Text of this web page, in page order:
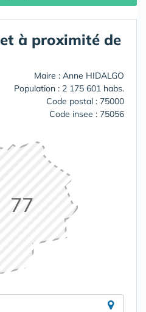
et à proximité de
Maire : Anne HIDALGO
Population : 2 175 601 habs.
Code postal : 75000
Code insee : 75056
77